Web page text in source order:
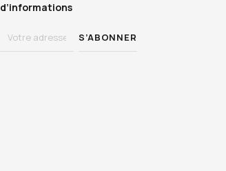
d’informations